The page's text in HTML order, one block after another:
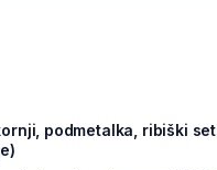
podmetalka, ribiški set